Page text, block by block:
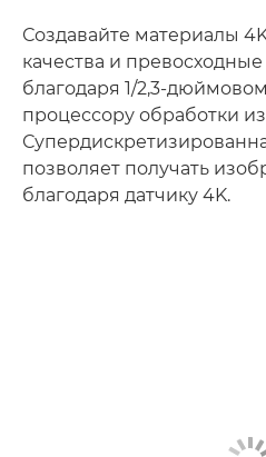
Создавайте материалы
качества и
благодаря 1/2,3-
процессору обработки
позволяет получать
благодаря датчику 4K.